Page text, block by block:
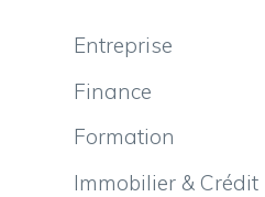
Entreprise
Finance
Formation
Immobilier & Crédit